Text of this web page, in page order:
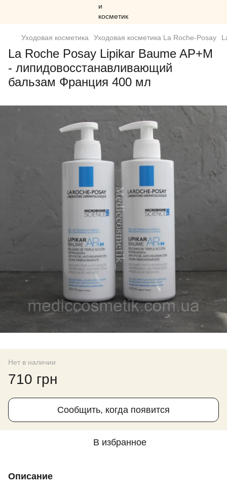
Уходовая косметика Уходовая косметика La Roche-Posay
La Roche Posay Lipikar Baume AP+M
- липидовосстанавливающий
бальзам Франция 400 мл
Нет в наличии
710 грн
Сообщить, когда появится
В избранное
Описание